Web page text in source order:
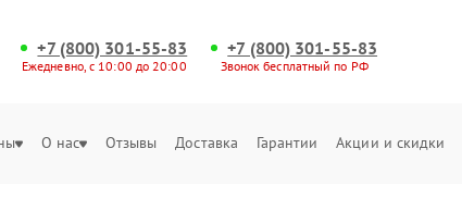
+7 (800) 301-55-83
Ежедневно, с 10:00 до 20:00
+7 (800) 301-55-83
Звонок бесплатный по РФ
О нас Отзывы Доставка Гарантии Акции и скидки